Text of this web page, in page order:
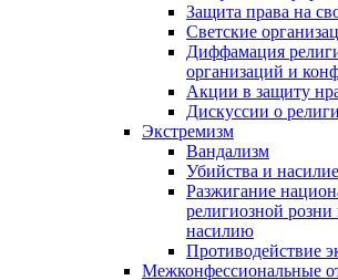
Защита права на
Светские
Диффамация
организаций и
Акции в защиту
Дискуссии о
Экстремизм
Вандализм
Убийства и насилие
Разжигание
религиозной
насилию
Противодействие
Межконфессиональные